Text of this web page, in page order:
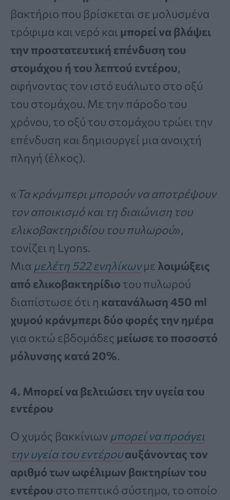
βακτήριο που βρίσκεται σε μολυσμένα
τρόφιμα και νερό και μπορεί να βλάψει
την προστατευτική επένδυση του
στομάχου ή του λεπτού εντέρου,
αφήνοντας τον ιστό ευάλωτο στο οξύ
του στομάχου. Με την πάροδο του
χρόνου, το οξύ του στομάχου τρώει την
επένδυση και δημιουργεί μια ανοιχτή
πληγή (έλκος).
« Τα κράνμπερι μπορούν να αποτρέψουν
τον αποικισμό και τη διαιώνιση του
ελικοβακτηριδίου του πυλωρού»,
τονίζει η Lyons.
Μια μελέτη 522 ενηλίκωνμε λοιμώξεις
από ελικοβακτηρίδιο του πυλωρού
διαπίστωσε ότι η κατανάλωση 450 ml
χυμού κράνμπερι δύο φορές την ημέρα
για οκτώ εβδομάδες μείωσε το ποσοστό
μόλυνσης κατά 20%.
4. Μπορεί να βελτιώσει την υγεία του
εντέρου
Ο χυμός βακκίνιων μπορεί να προάγει
την υγεία του εντέρουαυξάνοντας τον
αριθμό των ωφέλιμων βακτηρίων του
εντέρου στο πεπτικό σύστημα, το οποίο